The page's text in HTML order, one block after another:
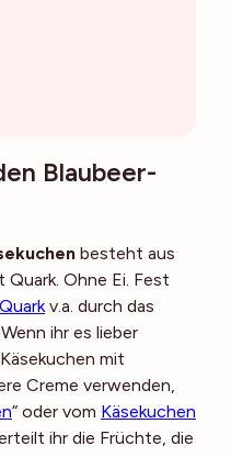
Blaubeer-
besteht aus
Quark. Ohne Ei. Fest
v.a. durch das
ihr es lieber
mit
Creme verwenden,
“ oder vom Käsekuchen
ihr die Früchte, die